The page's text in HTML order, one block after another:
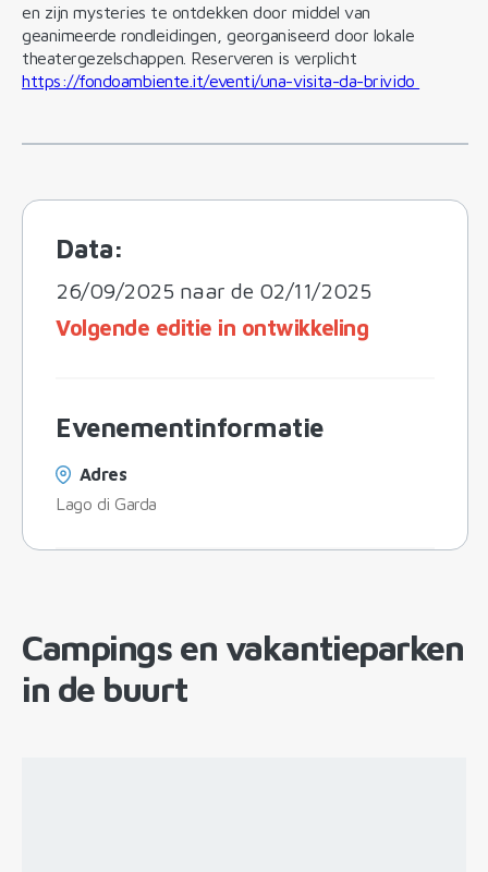
en zijn mysteries te ontdekken door middel van
geanimeerde rondleidingen, georganiseerd door lokale
theatergezelschappen. Reserveren is verplicht
https://fondoambiente.it/eventi/una-visita-da-brivido
Data:
26/09/2025 naar de 02/11/2025
Volgende editie in ontwikkeling
Evenementinformatie
Adres
Lago di Garda
Campings en vakantieparken
in de buurt